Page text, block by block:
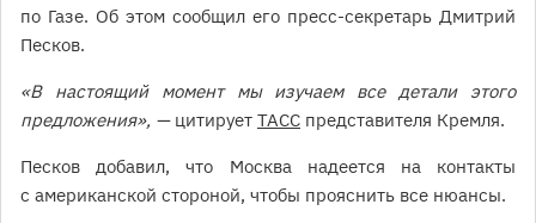
по Газе. Об этом сообщил его пресс-секретарь Дмитрий
Песков.
«В настоящий момент мы изучаем все детали этого
предложения», —цитирует ТАСС представителя Кремля.
Песков добавил, что Москва надеется на контакты
с американской стороной, чтобы прояснить все нюансы.